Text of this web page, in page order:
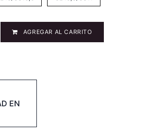
AGREGAR AL CARRITO
EN